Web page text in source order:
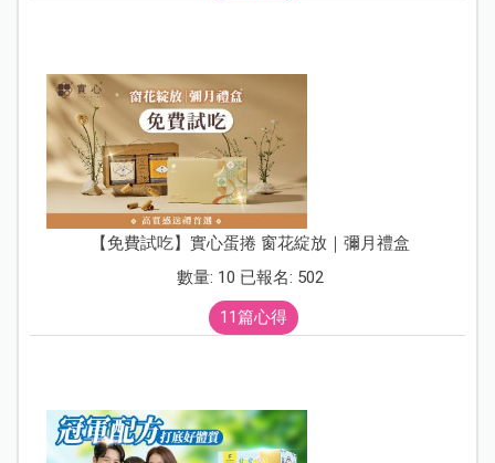
【免費試吃】實心蛋捲 窗花綻放｜彌月禮盒
數量: 10 已報名: 502
11篇心得